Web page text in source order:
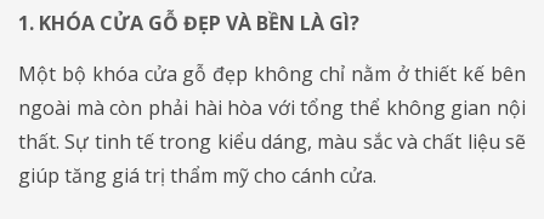
1. KHÓA CỬA GỖ ĐẸP VÀ BỀN LÀ GÌ?
Một bộ khóa cửa gỗ đẹp không chỉ nằm ở thiết kế bên
ngoài mà còn phải hài hòa với tổng thể không gian nội
thất. Sự tinh tế trong kiểu dáng, màu sắc và chất liệu sẽ
giúp tăng giá trị thẩm mỹ cho cánh cửa.